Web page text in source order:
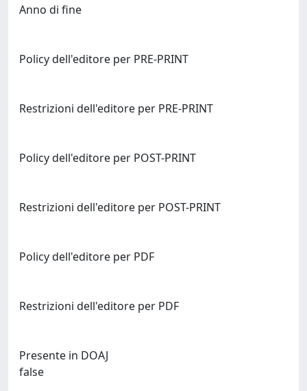
Anno di fine
Policy dell'editore per PRE-PRINT
Restrizioni dell'editore per PRE-PRINT
Policy dell'editore per POST-PRINT
Restrizioni dell'editore per POST-PRINT
Policy dell'editore per PDF
Restrizioni dell'editore per PDF
Presente in DOAJ